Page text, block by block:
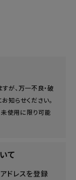
が、万一不良・破
知らせください。
未使用に限り可能
て
ドレスを登録